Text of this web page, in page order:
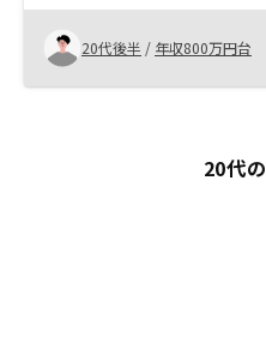
20代後半 / 年収800万円台
20代